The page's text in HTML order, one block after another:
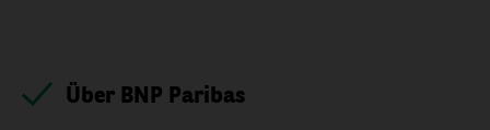
Über BNP Paribas